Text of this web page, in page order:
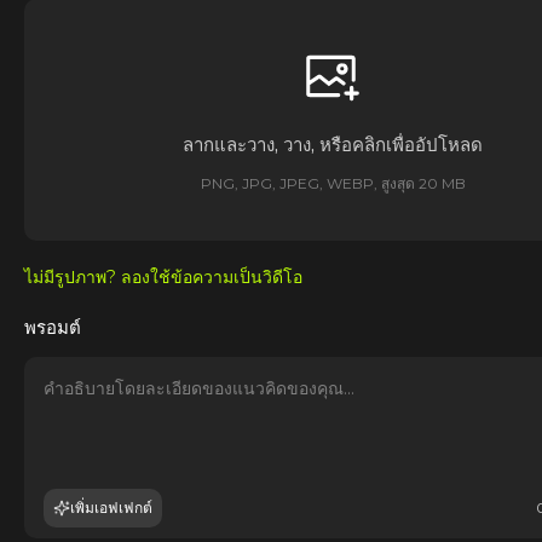
ลากและวาง, วาง, หรือคลิกเพื่ออัปโหลด
PNG, JPG, JPEG, WEBP, สูงสุด 20 MB
ไม่มีรูปภาพ? ลองใช้ข้อความเป็นวิดีโอ
พรอมต์
เพิ่มเอฟเฟกต์